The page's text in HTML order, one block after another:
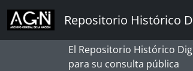
Skip to main content
Repositorio Histórico
El Repositorio Histórico
para su consulta pública